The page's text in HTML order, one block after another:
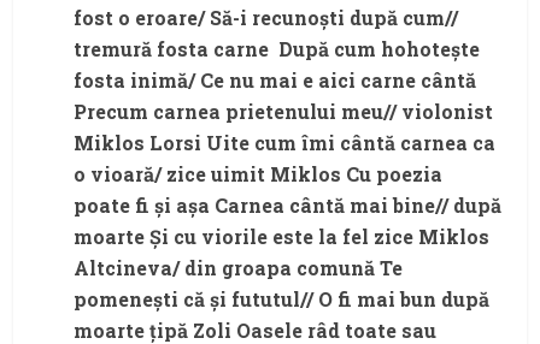
fost o eroare/ Să-i recunoşti după cum//
tremură fosta carne După cum hohoteşte
fosta inimă/ Ce nu mai e aici carne cântă
Precum carnea prietenului meu// violonist
Miklos Lorsi Uite cum îmi cântă carnea ca
o vioară/ zice uimit Miklos Cu poezia
poate fi şi aşa Carnea cântă mai bine// după
moarte Şi cu viorile este la fel zice Miklos
Altcineva/ din groapa comună Te
pomeneşti că şi fututul// O fi mai bun după
moarte ţipă Zoli Oasele râd toate sau